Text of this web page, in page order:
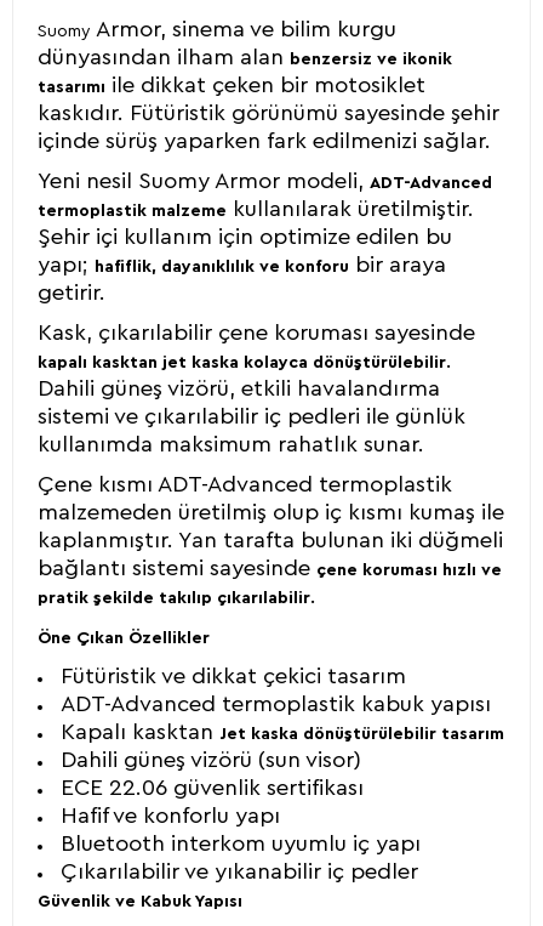
Suomy Armor, sinema ve bilim kurgu
dünyasından ilham alan benzersiz ve ikonik
tasarımı ile dikkat çeken bir motosiklet
kaskıdır. Fütüristik görünümü sayesinde şehir
içinde sürüş yaparken fark edilmenizi sağlar.
Yeni nesil Suomy Armor modeli, ADT-Advanced
termoplastik malzeme
kullanılarak üretilmiştir.
Şehir içi kullanım için optimize edilen bu
yapı;
hafiflik, dayanıklılık ve konforu
bir araya
getirir.
Kask, çıkarılabilir çene koruması sayesinde
kapalı kasktan jet kaska kolayca dönüştürülebilir.
Dahili güneş vizörü, etkili havalandırma
sistemi ve çıkarılabilir iç pedleri ile günlük
kullanımda maksimum rahatlık sunar.
Çene kısmı ADT-Advanced termoplastik
malzemeden üretilmiş olup iç kısmı kumaş ile
kaplanmıştır. Yan tarafta bulunan iki düğmeli
bağlantı sistemi sayesinde çene koruması hızlı ve
pratik şekilde takılıp çıkarılabilir.
Öne Çıkan Özellikler
Fütüristik ve dikkat çekici tasarım
ADT-Advanced termoplastik kabuk yapısı
Kapalı kasktan Jet kaska dönüştürülebilir tasarım
Dahili güneş vizörü (sun visor)
ECE 22.06 güvenlik sertifikası
Hafif ve konforlu yapı
Bluetooth interkom uyumlu iç yapı
Çıkarılabilir ve yıkanabilir iç pedler
Güvenlik ve Kabuk Yapısı